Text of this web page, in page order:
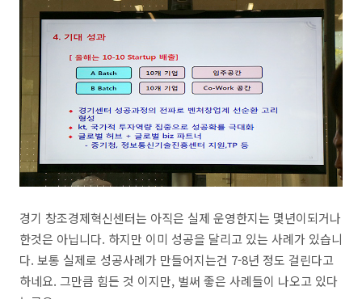
경기 창조경제혁신센터는 아직은 실제 운영한지는 몇년이되거나
한것은 아닙니다. 하지만 이미 성공을 달리고 있는 사례가 있습니
다. 보통 실제로 성공사례가 만들어지는건 7-8년 정도 걸린다고
하네요. 그만큼 힘든 것 이지만, 벌써 좋은 사례들이 나오고 있다